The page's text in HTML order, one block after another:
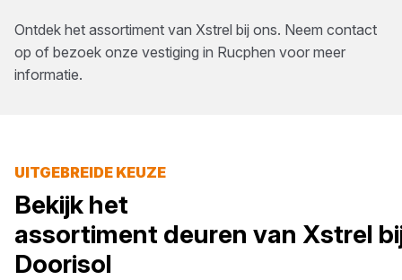
Ontdek het assortiment van Xstrel bij ons. Neem contact
op of bezoek onze vestiging in Rucphen voor meer
informatie.
UITGEBREIDE KEUZE
Bekijk het
assortiment deuren van Xstrel
Doorisol